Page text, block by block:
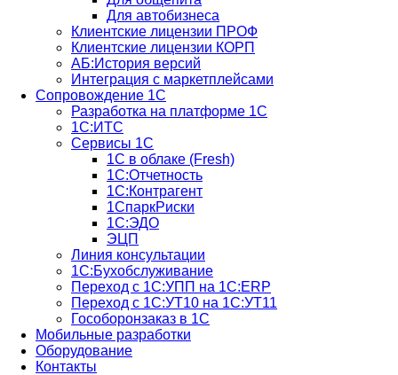
Для автобизнеса
Клиентские лицензии ПРОФ
Клиентские лицензии КОРП
АБ:История версий
Интеграция с маркетплейсами
Сопровождение 1С
Разработка на платформе 1С
1С:ИТС
Сервисы 1С
1С в облаке (Fresh)
1С:Отчетность
1С:Контрагент
1СпаркРиски
1С:ЭДО
ЭЦП
Линия консультации
1С:Бухобслуживание
Переход с 1С:УПП на 1С:ERP
Переход с 1С:УТ10 на 1С:УТ11
Гособоронзаказ в 1С
Мобильные разработки
Оборудование
Контакты